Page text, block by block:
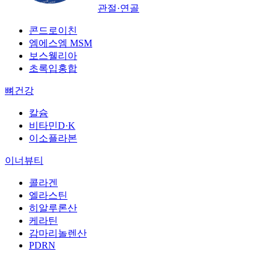
관절·연골
콘드로이친
엠에스엠 MSM
보스웰리아
초록입홍합
뼈건강
칼슘
비타민D·K
이소플라본
이너뷰티
콜라겐
엘라스틴
히알루론산
케라틴
감마리놀렌산
PDRN